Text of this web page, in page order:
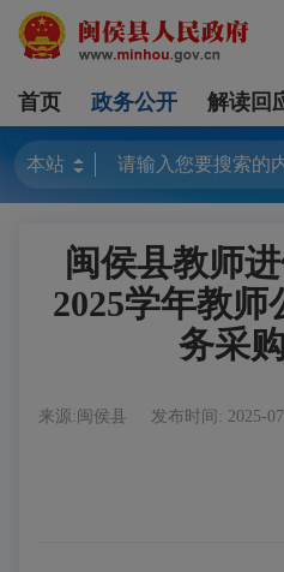
首页 政务公开 解读回
闽侯县教师
2025学年教师
务采
来源:闽侯县 发布时间: 2025-